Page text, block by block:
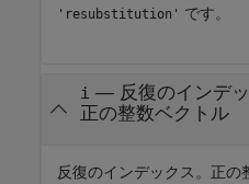
'resubstitution' です。
i — 反復のインデ
正の整数ベクトル
反復のインデックス。正の